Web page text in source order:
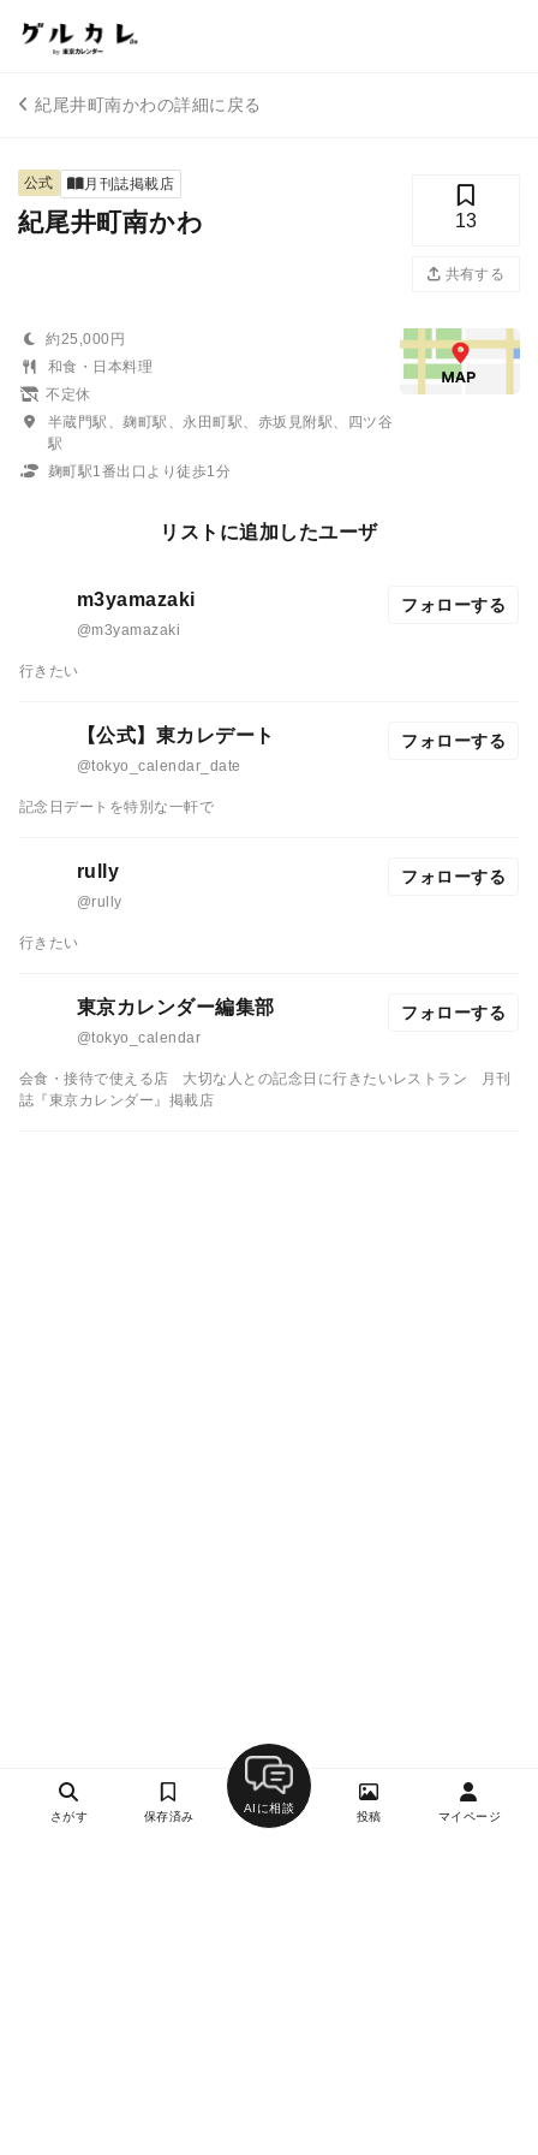
紀尾井町南かわの詳細に戻る
公式 月刊誌掲載店
紀尾井町南かわ 13
共有する
約25,000円
和食・日本料理
不定休
半蔵門駅、麹町駅、永田町駅、赤坂見附駅、四ツ谷
駅
麹町駅1番出口より徒歩1分
リストに追加したユーザ
m3yamazaki
@m3yamazaki
フォローする
行きたい
【公式】東カレデート
@tokyo_calendar_date
フォローする
記念日デートを特別な一軒で
rully
@rully
フォローする
行きたい
東京カレンダー編集部
@tokyo_calendar
フォローする
会食・接待で使える店 大切な人との記念日に行きたいレストラン
月刊
誌『東京カレンダー』掲載店
さがす 保存済み
AIに相談
投稿 マイページ